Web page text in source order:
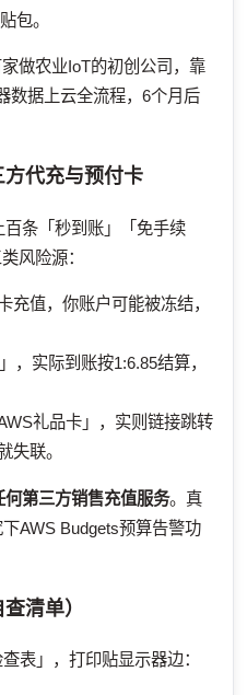
包。
做农业IoT的初创公司，靠
数据上云全流程，6个月后
代充与预付卡
条「秒到账」「免手续
风险源：
充值，你账户可能被冻结，
，实际到账按1:6.85结算，
礼品卡」，实则链接跳转
失联。
何第三方销售充值服务。真
AWS Budgets预算告警功
清单）
表」，打印贴显示器边：